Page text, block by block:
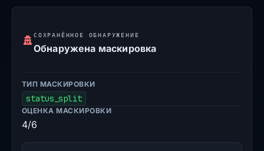
СОХРАНЁННОЕ ОБНАРУЖЕНИЕ
Обнаружена маскировка
ТИП МАСКИРОВКИ
status_split
ОЦЕНКА МАСКИРОВКИ
4/6